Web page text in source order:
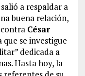
a respaldar a
buena relación,
César
se investigue
dedicada a
Hasta hoy, la